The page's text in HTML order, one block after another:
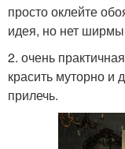
просто оклейте
идея, но нет
2. очень
красить муторно и
прилечь.